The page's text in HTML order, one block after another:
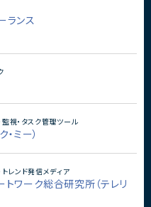
ランス
視・タスク管理ツール
ミー）
レンド発信メディア
トワーク総合研究所（テレリ